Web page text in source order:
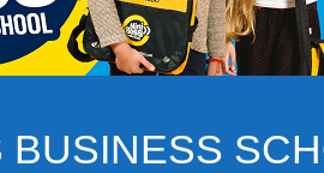
BUSINESS